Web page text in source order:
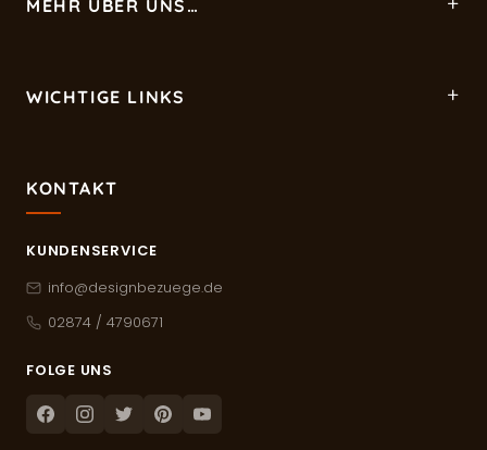
MEHR ÜBER UNS…
WICHTIGE LINKS
KONTAKT
KUNDENSERVICE
info@designbezuege.de
02874 / 4790671
FOLGE UNS
FacebookInstagram
TwitterPinterestYoutube